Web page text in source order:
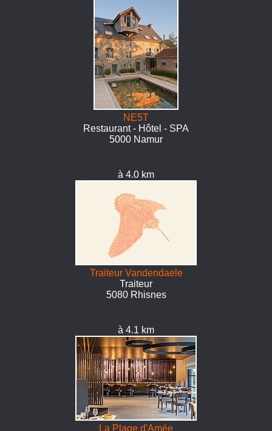
NE5T
Restaurant - Hôtel - SPA
5000 Namur
à 4.0 km
Traiteur Vandendaele
Traiteur
5080 Rhisnes
à 4.1 km
La Plage d'Amée